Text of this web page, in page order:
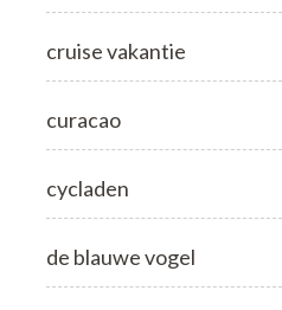
cruise vakantie
curacao
cycladen
de blauwe vogel